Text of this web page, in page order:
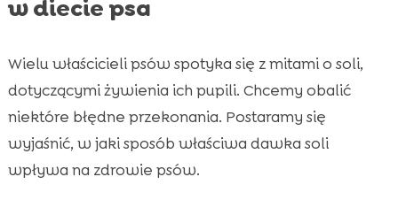
w diecie psa
Wielu właścicieli psów spotyka się z mitami o soli,
dotyczącymi żywienia ich pupili. Chcemy obalić
niektóre błędne przekonania. Postaramy się
wyjaśnić, w jaki sposób właściwa dawka soli
wpływa na zdrowie psów.